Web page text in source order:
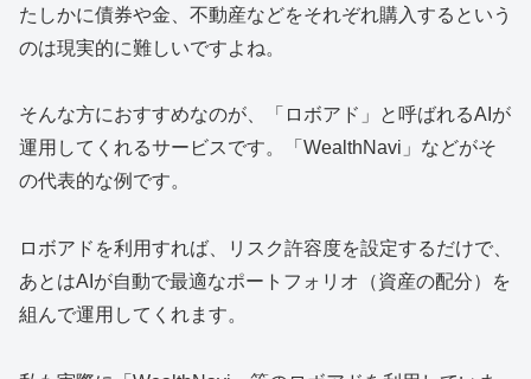
たしかに債券や金、不動産などをそれぞれ購入するという
のは現実的に難しいですよね。
そんな方におすすめなのが、「ロボアド」と呼ばれるAIが
運用してくれるサービスです。「WealthNavi」などがそ
の代表的な例です。
ロボアドを利用すれば、リスク許容度を設定するだけで、
あとはAIが自動で最適なポートフォリオ（資産の配分）を
組んで運用してくれます。